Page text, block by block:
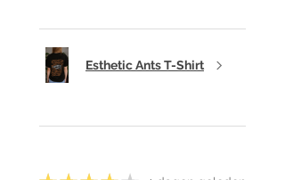
Esthetic Ants T-Shirt